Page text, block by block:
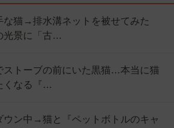
な猫→排水溝ネットを被せてみた
光景に「古…
ストーブの前にいた黒猫…本当に猫
くなる『…
ウン中→猫と『ペットボトルのキャ